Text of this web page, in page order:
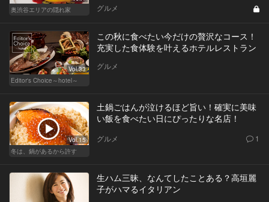
奥渋谷エリアの隠れ家
グルメ
Vol.33
Editor's Choice～hotel～
この秋に食べたい今だけの贅沢なコース！
充実した食体験を叶えるホテルレストラン
グルメ
Vol.15
冬は、鍋があるから許す
土鍋ごはんが泣けるほど旨い！確実に美味
い飯を食べたい日にぴったりな名店！
グルメ 1
生ハム三昧、なんてしたことある？高垣麗
子がハマるイタリアン